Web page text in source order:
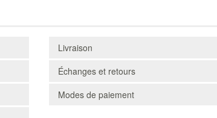
Livraison
Échanges et retours
Modes de paiement